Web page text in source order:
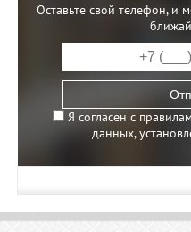
Оставьте свой телефон, и
Я согласен с
данных,